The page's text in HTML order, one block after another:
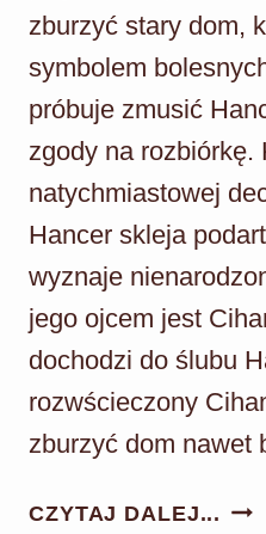
zburzyć stary dom,
symbolem
próbuje zmusić
zgody na rozbiórkę.
natychmiastowej
Hancer skleja
wyznaje
jego ojcem jest
dochodzi do ślubu
rozwścieczony
zburzyć dom nawet
CZYTAJ DALEJ...